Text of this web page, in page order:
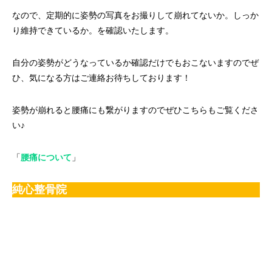
なので、定期的に姿勢の写真をお撮りして崩れてないか。しっか
り維持できているか。を確認いたします。
自分の姿勢がどうなっているか確認だけでもおこないますのでぜ
ひ、気になる方はご連絡お待ちしております！
姿勢が崩れると腰痛にも繋がりますのでぜひこちらもご覧くださ
い♪
「腰痛について 」
純心整骨院